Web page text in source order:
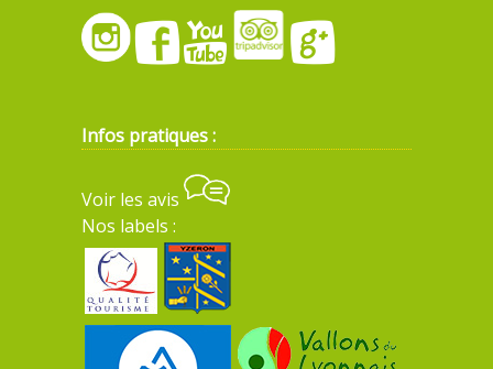
Infos pratiques :
Voir les avis
Nos labels :